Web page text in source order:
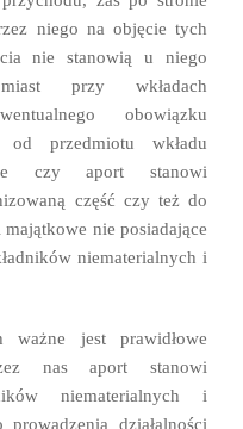
niego na objęcie tych
nie stanowią u niego
przy wkładach
obowiązku
od przedmiotu wkładu
czy aport stanowi
część czy też do
majątkowe nie posiadające
niematerialnych i
ważne jest prawidłowe
nas aport stanowi
niematerialnych i
działalności